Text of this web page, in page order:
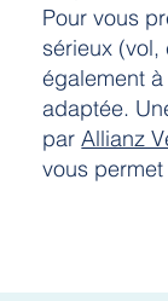
Pour vous
sérieux
également
adaptée.
parAllianz
vous